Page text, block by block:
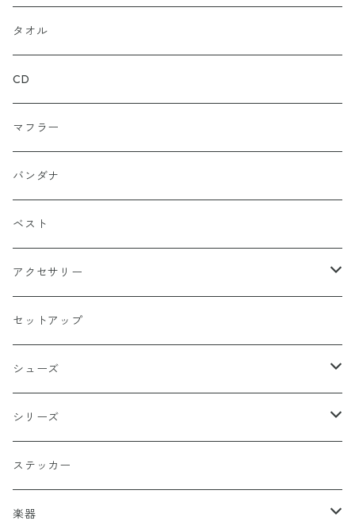
プルオーバー
総柄
タンクトップ
セーター
ポロシャツ
半袖
長袖
ゴールド（金）
カーキグリーン
カーキーベージュ
ブルー
ワイン
グリーン
ベージュ
チャコール
ホワイト
イエロー
オレンジ
キャラクター
アシュラ
バッターマン（野球）
家紋
丸型
炎（ファイア）
四角型
ホラー
ペンタグラム
楯型
スポーツ
国旗
十字（クロス）
ジャケット
タオル
CD
マフラー
バンダナ
ベスト
アクセサリー
ペンダント
ブレスレッド
セットアップ
シューズ
DADA
シリーズ
阿修羅
DEATH ANGEL
ステッカー
楽器